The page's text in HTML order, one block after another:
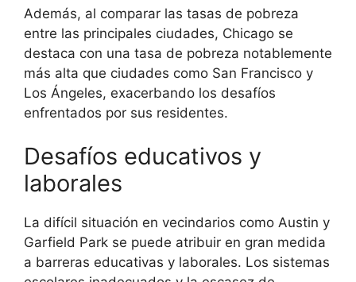
Además, al comparar las tasas de pobreza
entre las principales ciudades, Chicago se
destaca con una tasa de pobreza notablemente
más alta que ciudades como San Francisco y
Los Ángeles, exacerbando los desafíos
enfrentados por sus residentes.
Desafíos educativos y
laborales
La difícil situación en vecindarios como Austin y
Garfield Park se puede atribuir en gran medida
a barreras educativas y laborales. Los sistemas